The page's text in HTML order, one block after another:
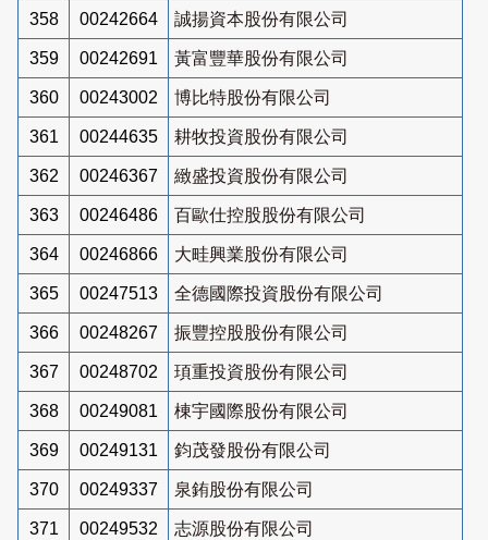
358 00242664 誠揚資本股份有限公司
359 00242691 黃富豐華股份有限公司
360 00243002 博比特股份有限公司
361 00244635 耕牧投資股份有限公司
362 00246367 緻盛投資股份有限公司
363 00246486 百歐仕控股股份有限公司
364 00246866 大畦興業股份有限公司
365 00247513 全德國際投資股份有限公司
366 00248267 振豐控股股份有限公司
367 00248702 頊重投資股份有限公司
368 00249081 棟宇國際股份有限公司
369 00249131 鈞茂發股份有限公司
370 00249337 泉銪股份有限公司
371 00249532 志源股份有限公司